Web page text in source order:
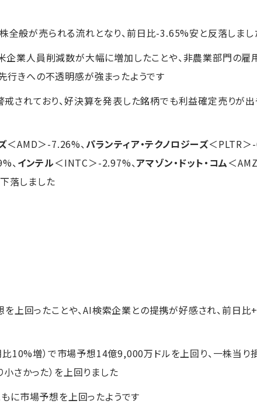
般が売られる流れとなり、前日比-3.65%安と反落しまし
業人員削減数が大幅に増加したことや、非農業部門の雇
行きへの不透明感が強まったようです
されており、好決算を発表した銘柄でも利益確定売りが
＜AMD＞-7.26%、 パランティア・テクノロジーズ＜PLTR＞-
、 インテル＜INTC＞-2.97%、アマゾン・ドット・コム＜
落しました
回ったことや、AI検索企業との提携が好感され、前日比
増）で市場予想14億9,000万ドルを上回り、一株当り
さかった）を上回りました
に市場予想を上回ったようです